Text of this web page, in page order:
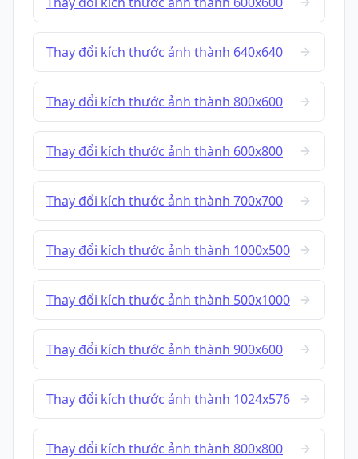
Thay đổi kích thước ảnh thành 640x640
Thay đổi kích thước ảnh thành 800x600
Thay đổi kích thước ảnh thành 600x800
Thay đổi kích thước ảnh thành 700x700
Thay đổi kích thước ảnh thành 1000x500
Thay đổi kích thước ảnh thành 500x1000
Thay đổi kích thước ảnh thành 900x600
Thay đổi kích thước ảnh thành 1024x576
Thay đổi kích thước ảnh thành 800x800